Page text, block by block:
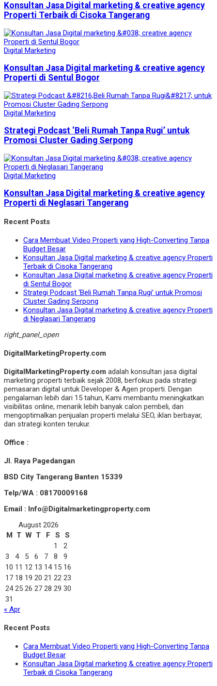
Konsultan Jasa Digital marketing & creative agency
Properti Terbaik di Cisoka Tangerang
Digital Marketing
Konsultan Jasa Digital marketing & creative agency
Properti di Sentul Bogor
Digital Marketing
Strategi Podcast ‘Beli Rumah Tanpa Rugi’ untuk
Promosi Cluster Gading Serpong
Digital Marketing
Konsultan Jasa Digital marketing & creative agency
Properti di Neglasari Tangerang
Recent Posts
Cara Membuat Video Properti yang High-Converting Tanpa
Budget Besar
Konsultan Jasa Digital marketing & creative agency Properti
Terbaik di Cisoka Tangerang
Konsultan Jasa Digital marketing & creative agency Properti
di Sentul Bogor
Strategi Podcast ‘Beli Rumah Tanpa Rugi’ untuk Promosi
Cluster Gading Serpong
Konsultan Jasa Digital marketing & creative agency Properti
di Neglasari Tangerang
right_panel_open
DigitalMarketingProperty.com
DigitalMarketingProperty.com adalah konsultan jasa digital
marketing properti terbaik sejak 2008, berfokus pada strategi
pemasaran digital untuk Developer & Agen properti. Dengan
pengalaman lebih dari 15 tahun, Kami membantu meningkatkan
visibilitas online, menarik lebih banyak calon pembeli, dan
mengoptimalkan penjualan properti melalui SEO, iklan berbayar,
dan strategi konten terukur.
Office :
Jl. Raya Pagedangan
BSD City Tangerang Banten 15339
Telp/WA : 08170009168
Email : Info@Digitalmarketingproperty.com
August 2026
M T W T F S
S
1
2
3
4 5 6 7 8
9
10 11 12 13 14 15 16
17 18 19 20 21 22 23
24 25 26 27 28 29 30
31
« Apr
Recent Posts
Cara Membuat Video Properti yang High-Converting Tanpa
Budget Besar
Konsultan Jasa Digital marketing & creative agency Properti
Terbaik di Cisoka Tangerang